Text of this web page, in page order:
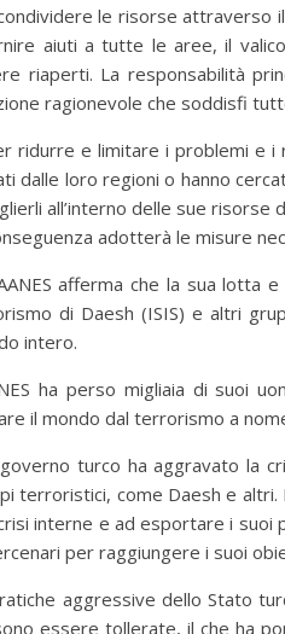
le risorse attraverso
aiuti a tutte le aree, il
riaperti. La responsabilità
ragionevole che soddisfi
ridurre e limitare i problemi e i
dalle loro regioni o hanno
all’interno delle sue risorse
adotterà le misure
afferma che la sua
di Daesh (ISIS) e altri
intero.
ha perso migliaia di suoi
il mondo dal terrorismo a
turco ha aggravato la
terroristici, come Daesh e altri.
interne e ad esportare i suoi
per raggiungere i suoi
aggressive dello Stato
essere tollerate, il che ha